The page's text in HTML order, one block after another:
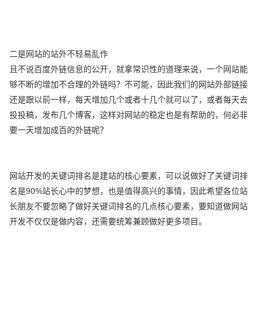
二是网站的站外不轻易乱作
且不说百度外链信息的公开，就拿常识性的道理来说，一个网站能
够不断的增加不合理的外链吗？不可能，因此我们的网站外部链接
还是跟以前一样，每天增加几个或者十几个就可以了，或者每天去
投投稿，发布几个博客，这样对网站的稳定也是有帮助的，何必非
要一天增加成百的外链呢？
网站开发的关键词排名是建站的核心要素，可以说做好了关键词排
名是90%站长心中的梦想，也是值得高兴的事情，因此希望各位站
长朋友不要忽略了做好关键词排名的几点核心要素，要知道做网站
开发不仅仅是做内容，还需要统筹兼顾做好更多项目。